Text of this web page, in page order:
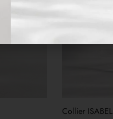
Collier ISABEL